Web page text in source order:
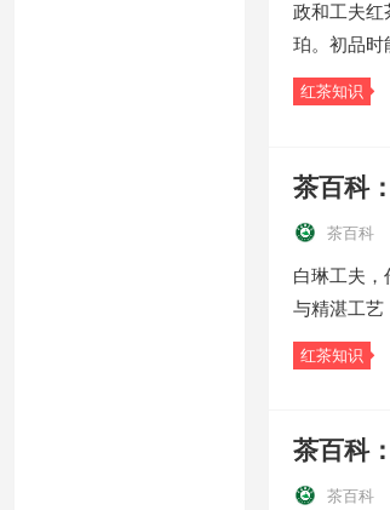
政和工夫红
珀。初品
红茶知识
茶百科
茶百科
白琳工夫，
与精湛工
红茶知识
茶百科
茶百科